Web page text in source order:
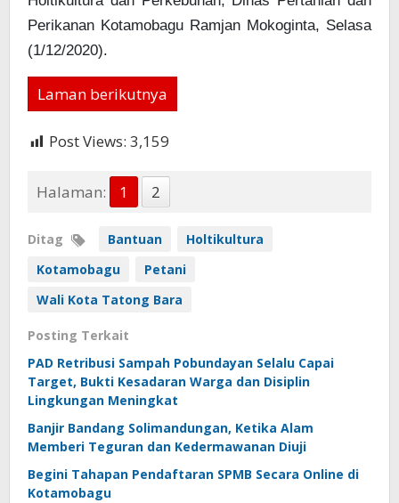
Perikanan Kotamobagu Ramjan Mokoginta, Selasa
(1/12/2020).
Laman berikutnya
Post Views: 3,159
Halaman: 1 2
Ditag Bantuan
Holtikultura
Kotamobagu
Petani
Wali Kota Tatong Bara
Posting Terkait
PAD Retribusi Sampah Pobundayan Selalu Capai
Target, Bukti Kesadaran Warga dan Disiplin
Lingkungan Meningkat
Banjir Bandang Solimandungan, Ketika Alam
Memberi Teguran dan Kedermawanan Diuji
Begini Tahapan Pendaftaran SPMB Secara Online di
Kotamobagu